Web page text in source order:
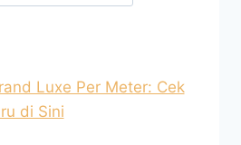
Luxe Per Meter: Cek
di Sini